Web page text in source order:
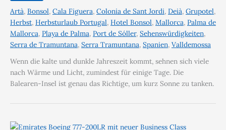
Artà, Bonsol, Cala Figuera, Colonia de Sant Jordi, Deià, Grupotel,
Herbst, Herbsturlaub Portugal, Hotel Bonsol, Mallorca, Palma de
Mallorca, Playa de Palma, Port de Sóller, Sehenswürdigkeiten,
Serra de Tramuntana, Serra Tramuntana, Spanien, Valldemossa
Wenn die kalte und dunkle Jahreszeit kommt, sehnen sich viele
nach Wärme und Licht, zumindest für einige Tage. Die
Balearen-Insel ist genau das Richtige, um kurz Sonne zu tanken.